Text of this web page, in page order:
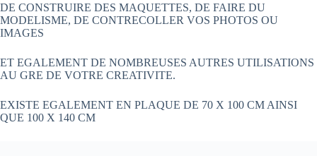
DE CONSTRUIRE DES MAQUETTES, DE FAIRE DU
MODELISME, DE CONTRECOLLER VOS PHOTOS OU
IMAGES
ET EGALEMENT DE NOMBREUSES AUTRES UTILISATIONS
AU GRE DE VOTRE CREATIVITE.
EXISTE EGALEMENT EN PLAQUE DE 70 X 100 CM AINSI
QUE 100 X 140 CM